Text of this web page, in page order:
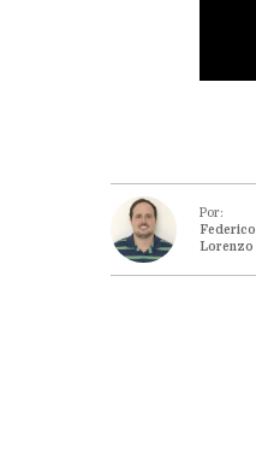
Por:
Federico
Lorenzo